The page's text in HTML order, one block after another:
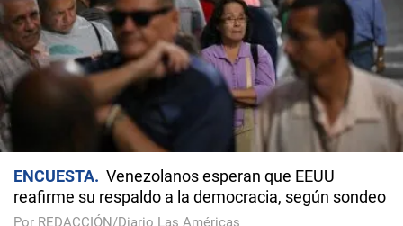
ENCUESTA
Venezolanos esperan que EEUU
reafirme su respaldo a la democracia, según sondeo
Por REDACCIÓN/Diario Las Américas